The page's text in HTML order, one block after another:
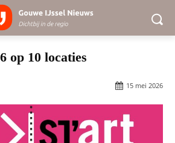
op 10 locaties
15 mei 2026